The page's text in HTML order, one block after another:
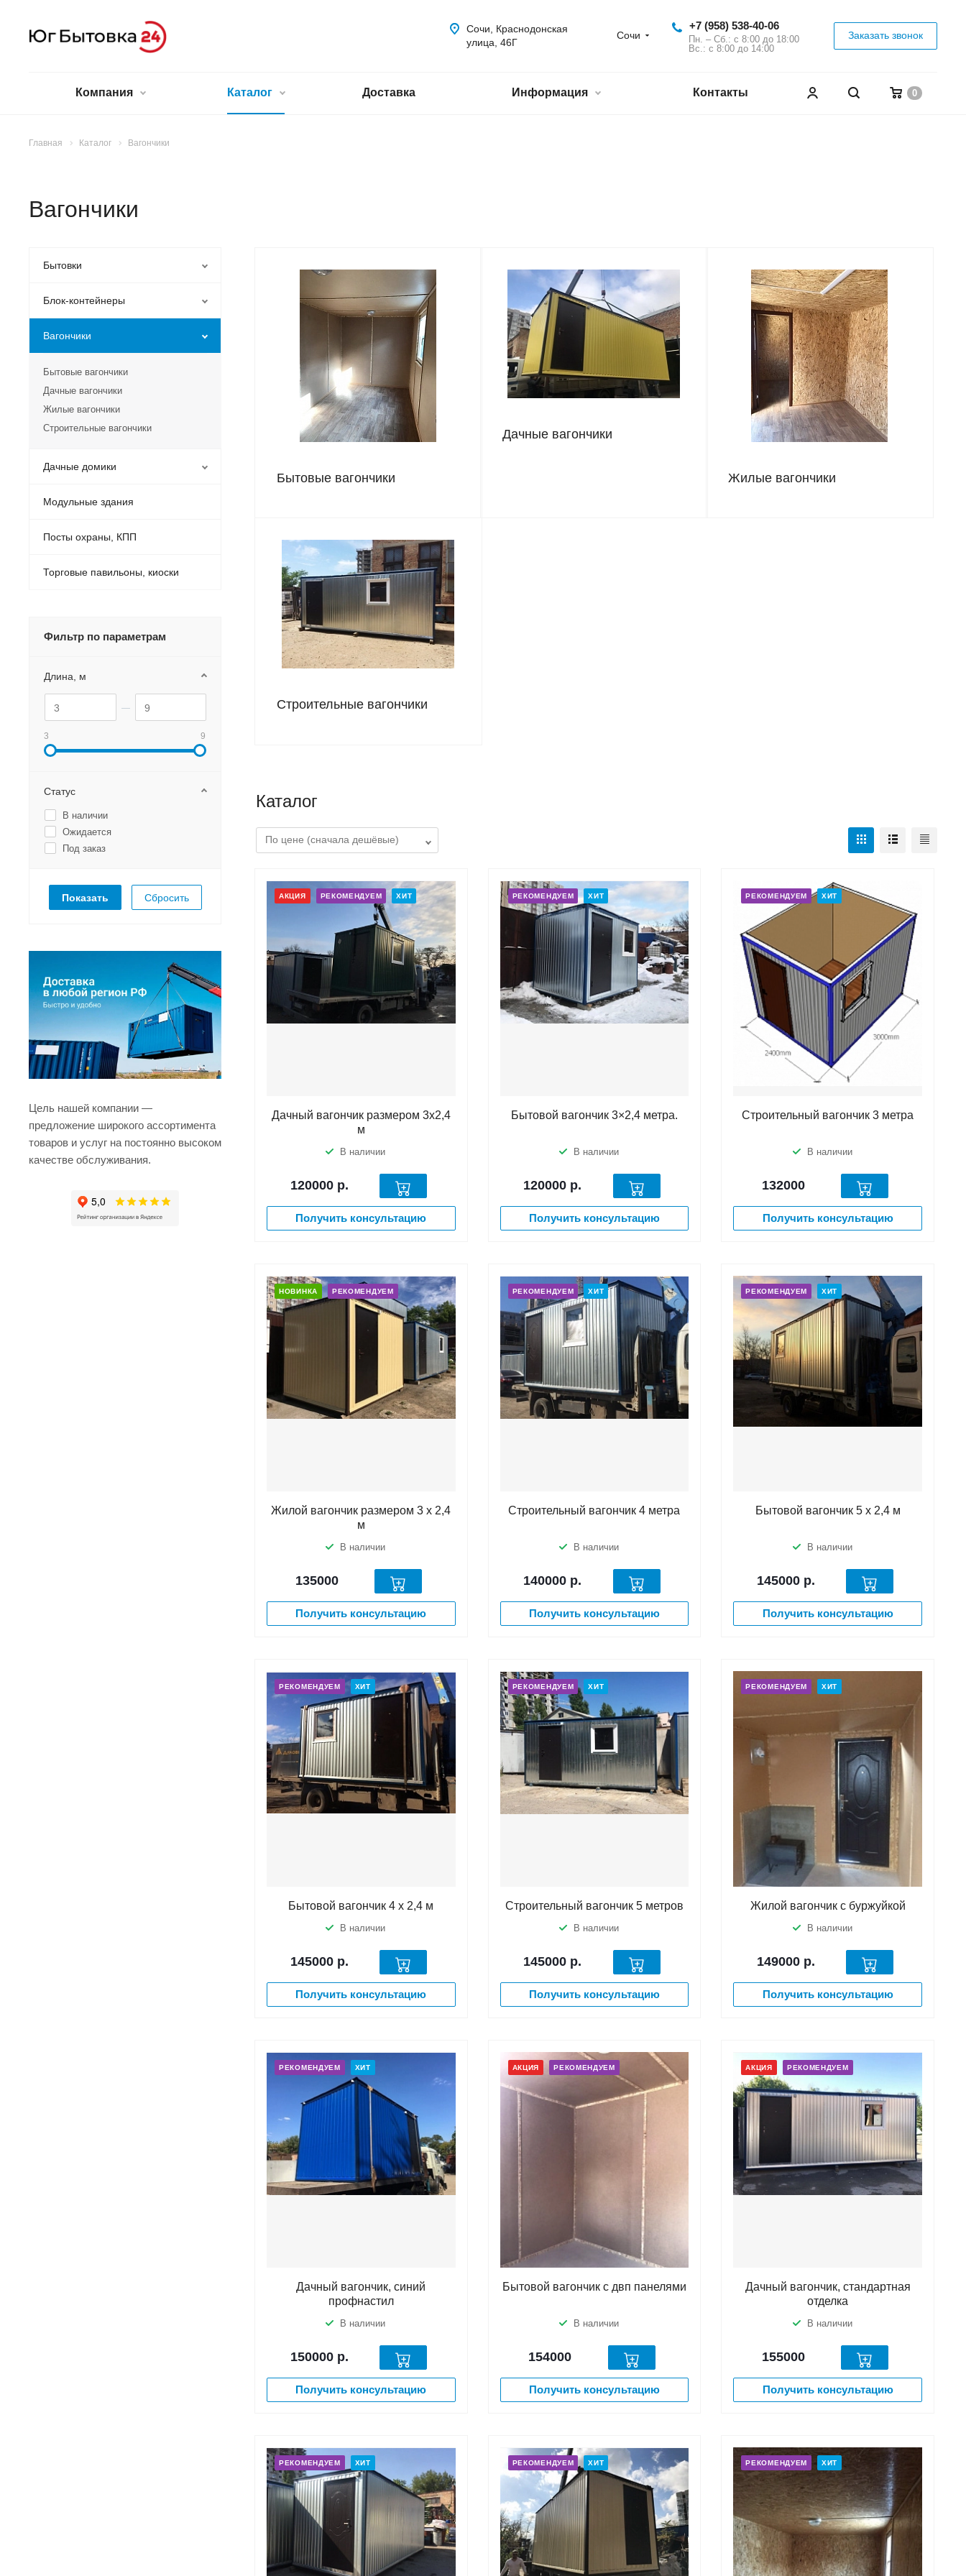
Сочи
+7 (958) 538-40-06
Пн. – Сб.: с 8:00 до 18:00
Вс.: с 8:00 до 14:00
Заказать звонок
Сочи, Краснодонская
улица, 46Г
0
Компания Каталог Доставка Информация Контакты
Главная Каталог Вагончики
Вагончики
Бытовые вагончики
Дачные вагончики
Жилые вагончики
Строительные вагончики
Каталог
АКЦИЯ РЕКОМЕНДУЕМ ХИТ
Дачный вагончик размером 3х2,4
м
В наличии
120000 р.
Получить консультацию
РЕКОМЕНДУЕМ ХИТ
Бытовой вагончик 3×2,4 метра.
В наличии
120000 р.
Получить консультацию
РЕКОМЕНДУЕМ ХИТ
Строительный вагончик 3 метра
В наличии
132000
Получить консультацию
НОВИНКА РЕКОМЕНДУЕМ
Жилой вагончик размером 3 х 2,4
м
В наличии
135000
Получить консультацию
РЕКОМЕНДУЕМ ХИТ
Строительный вагончик 4 метра
В наличии
140000 р.
Получить консультацию
РЕКОМЕНДУЕМ ХИТ
Бытовой вагончик 5 х 2,4 м
В наличии
145000 р.
Получить консультацию
РЕКОМЕНДУЕМ ХИТ
Бытовой вагончик 4 х 2,4 м
В наличии
145000 р.
Получить консультацию
РЕКОМЕНДУЕМ ХИТ
Строительный вагончик 5 метров
В наличии
145000 р.
Получить консультацию
РЕКОМЕНДУЕМ ХИТ
Жилой вагончик с буржуйкой
В наличии
149000 р.
Получить консультацию
РЕКОМЕНДУЕМ ХИТ
Дачный вагончик, синий
профнастил
В наличии
150000 р.
Получить консультацию
АКЦИЯ РЕКОМЕНДУЕМ
Бытовой вагончик с двп панелями
В наличии
154000
Получить консультацию
АКЦИЯ РЕКОМЕНДУЕМ
Дачный вагончик, стандартная
отделка
В наличии
155000
Получить консультацию
РЕКОМЕНДУЕМ ХИТ РЕКОМЕНДУЕМ ХИТ РЕКОМЕНДУЕМ ХИТ
Бытовки
Блок-контейнеры
Вагончики
Бытовые вагончики
Дачные вагончики
Жилые вагончики
Строительные вагончики
Дачные домики
Модульные здания
Посты охраны, КПП
Торговые павильоны, киоски
Фильтр по параметрам
Длина, м
3 9
Статус
В наличии
Ожидается
Под заказ
Сбросить
Цель нашей компании —
предложение широкого ассортимента
товаров и услуг на постоянно высоком
качестве обслуживания.